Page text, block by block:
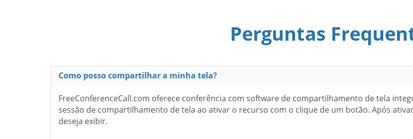
Perguntas
Como posso compartilhar a minha tela?
FreeConferenceCall.com oferece conferência com software de compartilhamento de tela
sessão de compartilhamento de tela ao ativar o recurso com o clique de um botão. Após
deseja exibir.